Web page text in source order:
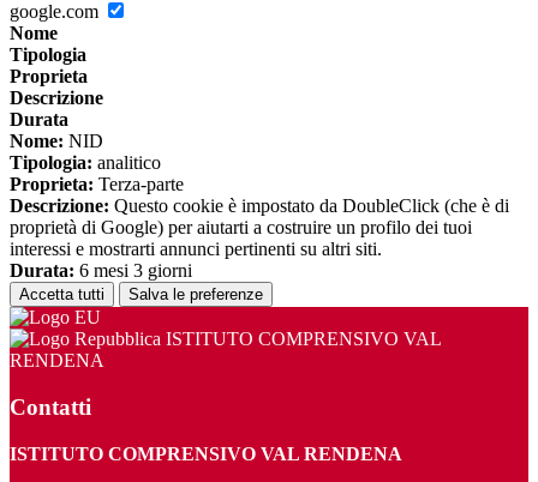
google.com
Nome
Tipologia
Proprieta
Descrizione
Durata
Nome: NID
Tipologia: analitico
Proprieta: Terza-parte
Descrizione: Questo cookie è impostato da DoubleClick (che è di
proprietà di Google) per aiutarti a costruire un profilo dei tuoi
interessi e mostrarti annunci pertinenti su altri siti.
Durata: 6 mesi 3 giorni
Accetta tutti Salva le preferenze
ISTITUTO COMPRENSIVO VAL
RENDENA
Contatti
ISTITUTO COMPRENSIVO VAL RENDENA